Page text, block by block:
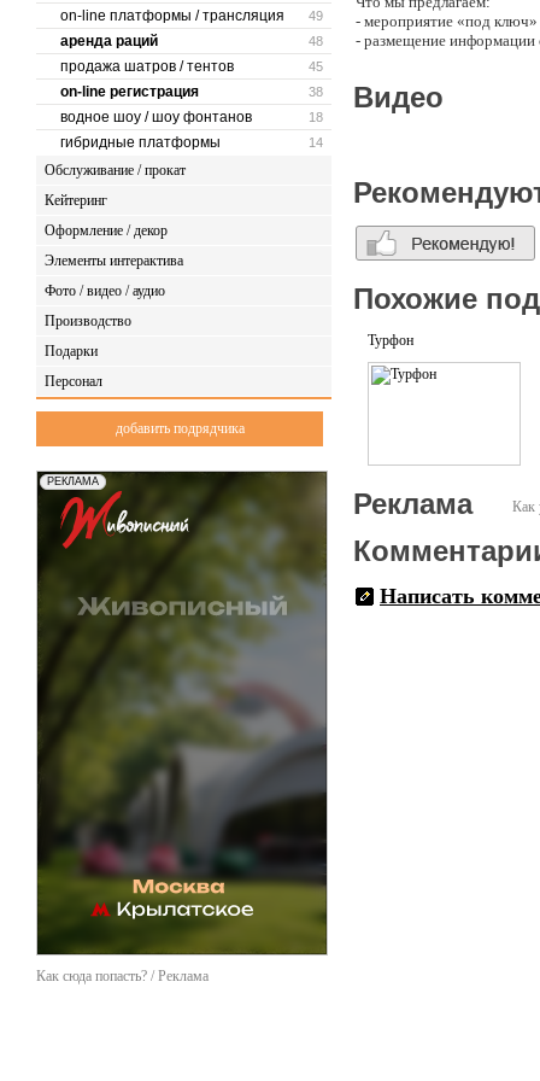
49
on-line платформы / трансляция
48
аренда раций
45
продажа шатров / тентов
38
on-line регистрация
18
водное шоу / шоу фонтанов
14
гибридные платформы
Обслуживание / прокат
Кейтеринг
Оформление / декор
Элементы интерактива
Фото / видео / аудио
Производство
Подарки
Персонал
добавить подрядчика
Как сюда попасть? / Реклама
- мероприятие «под ключ»
- размещение информации
- оперативное, а главное,
- использование
- многофункциональный
спортивные праздники и
- услуги
- выезд команды
- компьютерная
- аренда необходимого
- разметка
и многое другое.
Видео
Похожие
Турфон
Как
Реклама
Написать